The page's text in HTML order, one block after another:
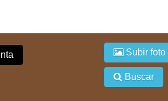
Subir foto
Buscar